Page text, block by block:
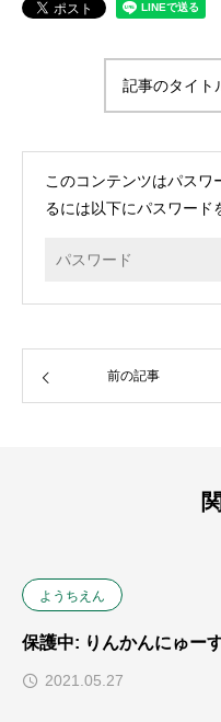
記事のタイト
このコンテンツはパスワ
るには以下にパスワード
前の記事
ようちえん
保護中: りんかんにゅー
2021.05.27